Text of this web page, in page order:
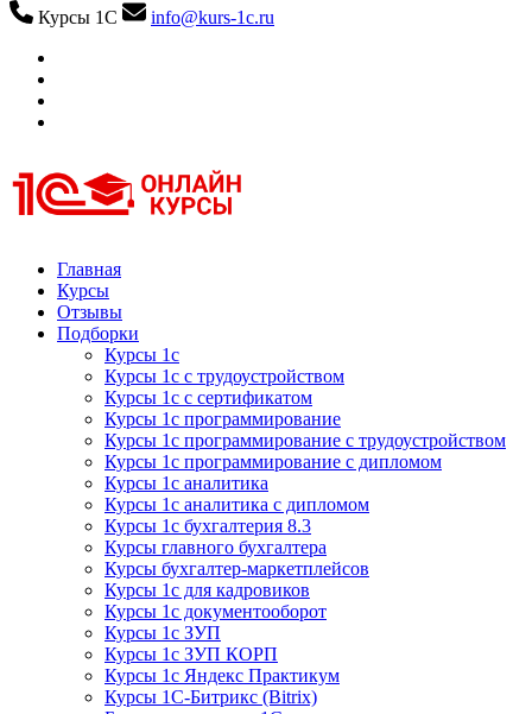
Курсы 1С
info@kurs-1c.ru
Курсы 1С
Курсы 1С официальная сертификация
Главная
Курсы
Отзывы
Подборки
Курсы 1с
Курсы 1с с трудоустройством
Курсы 1с с сертификатом
Курсы 1с программирование
Курсы 1с программирование с трудоустройством
Курсы 1с программирование с дипломом
Курсы 1с аналитика
Курсы 1с аналитика с дипломом
Курсы 1с бухгалтерия 8.3
Курсы главного бухгалтера
Курсы бухгалтер-маркетплейсов
Курсы 1с для кадровиков
Курсы 1с документооборот
Курсы 1с ЗУП
Курсы 1с ЗУП КОРП
Курсы 1с Яндекс Практикум
Курсы 1С-Битрикс (Bitrix)